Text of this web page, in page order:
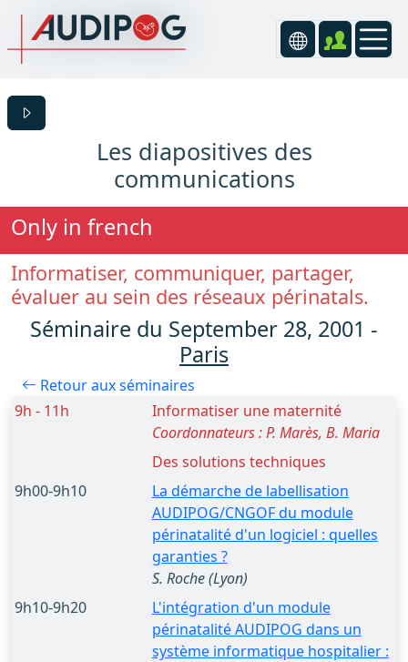
Les diapositives des
communications
Only in french
Informatiser, communiquer, partager,
évaluer au sein des réseaux périnatals.
Séminaire du September 28, 2001 -
Paris
Retour aux séminaires
9h - 11h
Informatiser une maternité
Coordonnateurs : P. Marès, B. Maria
Des solutions techniques
9h00-9h10
La démarche de labellisation
AUDIPOG/CNGOF du module
périnatalité d'un logiciel : quelles
garanties ?
S. Roche (Lyon)
9h10-9h20
L'intégration d'un module
périnatalité AUDIPOG dans un
système informatique hospitalier :